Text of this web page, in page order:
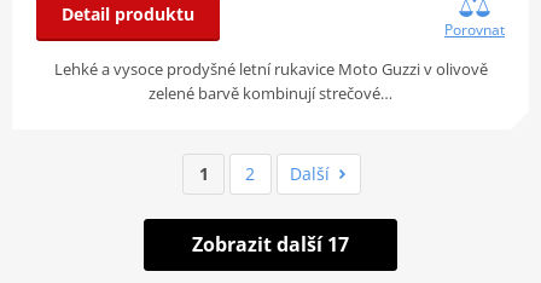
Detail produktu
Porovnat
Lehké a vysoce prodyšné letní rukavice Moto Guzzi v olivově
zelené barvě kombinují strečové…
1 2 Další
Zobrazit další 17